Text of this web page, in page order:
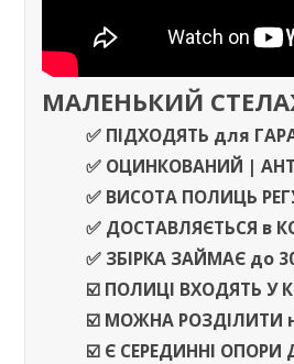
МАЛЕНЬКИЙ
✅ ПІДХОДЯТЬ для
✅ ОЦИНКОВАНИЙ |
✅ ВИСОТА ПОЛИЦЬ
✅ ДОСТАВЛЯЄТЬСЯ в
✅ ЗБІРКА ЗАЙМАЄ до
☑️ ПОЛИЦІ ВХОДЯТЬ У
☑️ МОЖНА РОЗДІЛИТИ
☑️ Є СЕРЕДИННІ